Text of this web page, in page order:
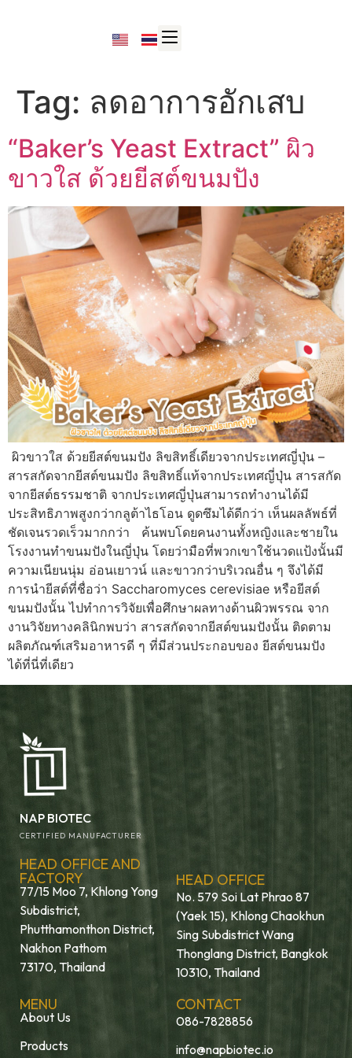
Tag: ลดอาการอักเสบ
“Baker’s Yeast Extract” ผิว
ขาวใส ด้วยยีสต์ขนมปัง
ผิวขาวใส ด้วยยีสต์ขนมปัง ลิขสิทธิ์เดียวจากประเทศญี่ปุ่น –
สารสกัดจากยีสต์ขนมปัง ลิขสิทธิ์แท้จากประเทศญี่ปุ่น สารสกัด
จากยีสต์ธรรมชาติ จากประเทศญี่ปุ่นสามารถทำงานได้มี
ประสิทธิภาพสูงกว่ากลูต้าไธโอน ดูดซึมได้ดีกว่า เห็นผลลัพธ์ที่
ชัดเจนรวดเร็วมากกว่า ค้นพบโดยคนงานทั้งหญิงและชายใน
โรงงานทำขนมปังในญี่ปุ่น โดยว่ามือที่พวกเขาใช้นวดแป้งนั้นมี
ความเนียนนุ่ม อ่อนเยาวน์ และขาวกว่าบริเวณอื่น ๆ จึงได้มี
การนำยีสต์ที่ชื่อว่า Saccharomyces cerevisiae หรือยีสต์
ขนมปังนั้น ไปทำการวิจัยเพื่อศึกษาผลทางด้านผิวพรรณ จาก
งานวิจัยทางคลินิกพบว่า สารสกัดจากยีสต์ขนมปังนั้น ติดตาม
ผลิตภัณฑ์เสริมอาหารดี ๆ ที่มีส่วนประกอบของ ยีสต์ขนมปัง
ได้ที่นี่ที่เดียว
NAP BIOTEC
CERTIFIED MANUFACTURER
HEAD OFFICE AND
FACTORY
77/15 Moo 7, Khlong Yong
Subdistrict,
Phutthamonthon District,
Nakhon Pathom
73170, Thailand
HEAD OFFICE
No. 579 Soi Lat Phrao 87
(Yaek 15), Khlong Chaokhun
Sing Subdistrict Wang
Thonglang District, Bangkok
10310, Thailand
MENU
About Us
Products
CONTACT
086-7828856
info@napbiotec.io